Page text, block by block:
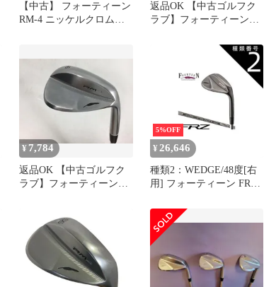
【中古】 フォーティーン
RM-4 ニッケルクロムメ
他) メンズ 男性用 右利き
右用 Dランク ゴルフクラ
返品OK 【中古ゴルフク
ラブ】フォーティーン
ジ NSプロ TS-101w SW
¥ 7,784
返品OK 【中古ゴルフク
ラブ】フォーティーン
5%OFF
¥ 26,646
種類2：WEDGE/48度[右
用] フォーティーン FRZ
ン仕上げ N.S.PRO TS-
101w BK スチールシャフ
ト